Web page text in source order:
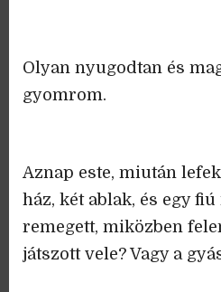
Olyan nyugodtan és
gyomrom.
Aznap este, miután
ház, két ablak, és egy
remegett, miközben
játszott vele? Vagy a